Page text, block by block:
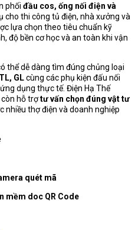
phối đầu cos, ống nối điện và
cho thi công tủ điện, nhà xưởng và
lựa chọn theo tiêu chuẩn kỹ
độ bền cơ học và an toàn khi vận
thể dễ dàng tìm đúng chủng loại
GLcùng các phụ kiện đấu nối
dụng thực tế. Điện Hạ Thế
còn hỗ trợtư vấn chọn đúng vật tư
nhiều thợ điện và doanh nghiệp
quét mã
mềm doc QR Code